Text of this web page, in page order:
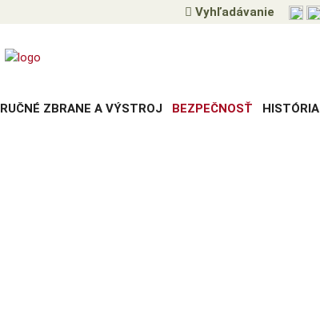
Vyhľadávanie
RUČNÉ ZBRANE A VÝSTROJ BEZPEČNOSŤ HISTÓRIA